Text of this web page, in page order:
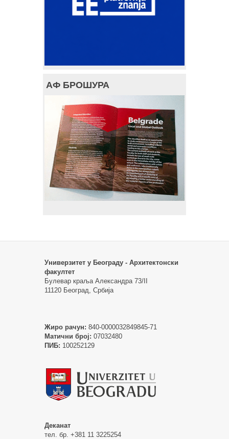
АФ БРОШУРА
Универзитет у Београду - Архитектонски
факултет
Булевар краља Александра 73/II
11120 Београд, Србија
Жиро рачун: 840-0000032849845-71
Матични број: 07032480
ПИБ: 100252129
Деканат
тел. бр. +381 11 3225254